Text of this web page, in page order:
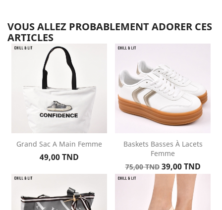
VOUS ALLEZ PROBABLEMENT ADORER CES
ARTICLES
Grand Sac A Main Femme
Prix
49,00 TND
Baskets Basses À Lacets
Femme
Prix
de
75,00 TND Prix
39,00 TND